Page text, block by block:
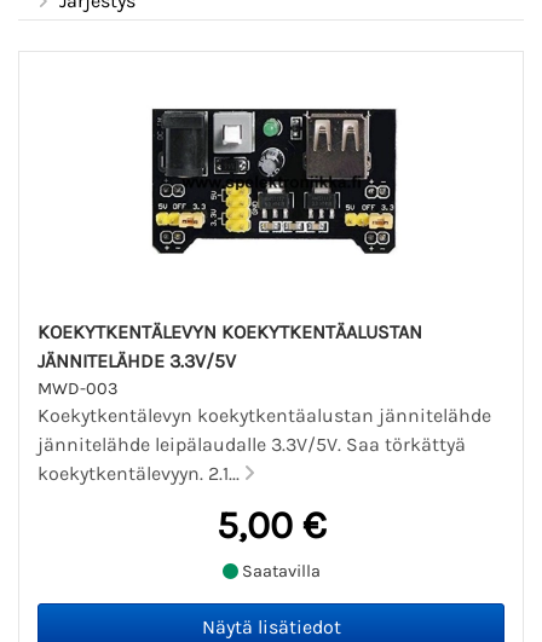
KOEKYTKENTÄLEVYN KOEKYTKENTÄALUSTAN
JÄNNITELÄHDE 3.3V/5V
MWD-003
Koekytkentälevyn koekytkentäalustan jännitelähde
jännitelähde leipälaudalle 3.3V/5V. Saa törkättyä
koekytkentälevyyn. 2.1...
5,00 €
Saatavilla